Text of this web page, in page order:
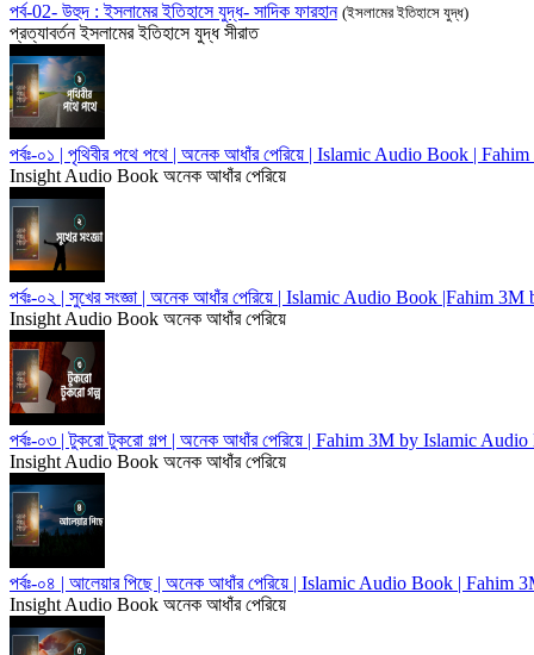
পর্ব-02- উহুদ : ইসলামের ইতিহাসে যুদ্ধ- সাদিক ফারহান (ইসলামের ইতিহাসে যুদ্ধ)
প্রত্যাবর্তন ইসলামের ইতিহাসে যুদ্ধ সীরাত
পর্বঃ-০১ | পৃথিবীর পথে পথে | অনেক আধাঁর পেরিয়ে | Islamic Audio Book |
Insight Audio Book অনেক আধাঁর পেরিয়ে
পর্বঃ-০২ | সুখের সংজ্ঞা | অনেক আধাঁর পেরিয়ে | Islamic Audio Book |Fahim
Insight Audio Book অনেক আধাঁর পেরিয়ে
পর্বঃ-০৩ | টুকরো টুকরো গল্প | অনেক আধাঁর পেরিয়ে | Fahim 3M by Islamic
Insight Audio Book অনেক আধাঁর পেরিয়ে
পর্বঃ-০৪ | আলেয়ার পিছে | অনেক আধাঁর পেরিয়ে | Islamic Audio Book |
Insight Audio Book অনেক আধাঁর পেরিয়ে